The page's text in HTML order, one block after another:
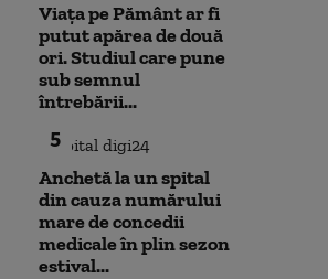
Viața pe Pământ ar fi
putut apărea de două
ori. Studiul care pune
sub semnul
întrebării...
5
Anchetă la un spital
din cauza numărului
mare de concedii
medicale în plin sezon
estival...